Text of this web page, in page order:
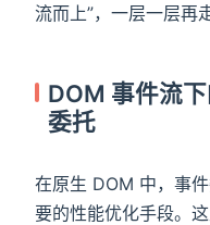
流而上”，一层一层再
DOM 事件流
委托
在原生 DOM 中，事
要的性能优化手段。